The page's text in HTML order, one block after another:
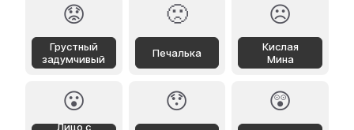
😟
Грустный
задумчивый
🙁
Печалька
☹️
Кислая
Мина
😮
Лицо с
😯 😲